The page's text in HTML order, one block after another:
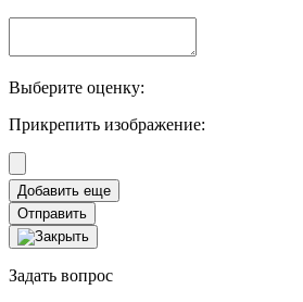
Выберите оценку:
Прикрепить изображение:
Отправить
Задать вопрос